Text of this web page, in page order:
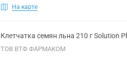
На карте
Клетчатка семян льна 210 г Solution
ТОВ ВТФ ФАРМАКОМ